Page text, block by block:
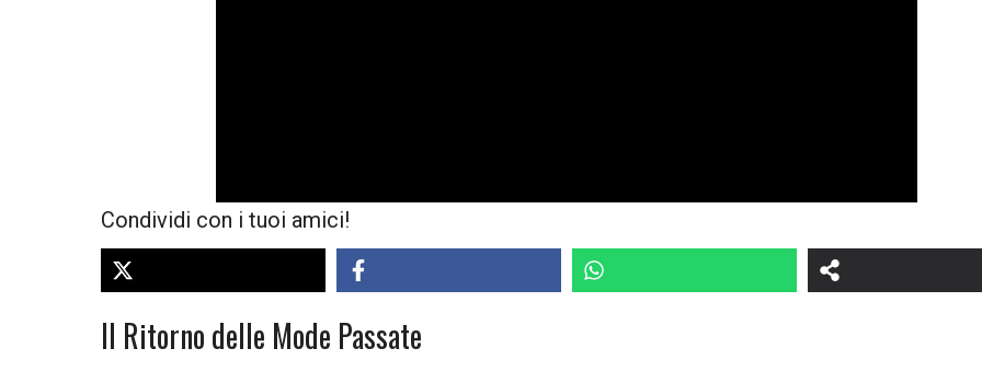
Condividi con i tuoi amici!
Il Ritorno delle Mode Passate